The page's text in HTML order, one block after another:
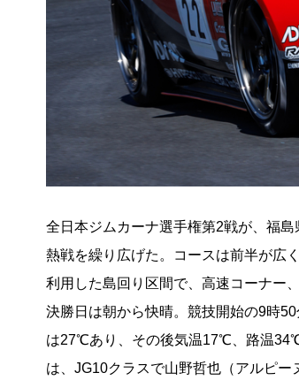
全日本ジムカーナ選手権第2戦が、福
熱戦を繰り広げた。コースは前半が広
利用した島回り区間で、高速コーナー
決勝日は朝から快晴。競技開始の9時
は27℃あり、その後気温17℃、路温
は、JG10クラスで山野哲也（アルピ